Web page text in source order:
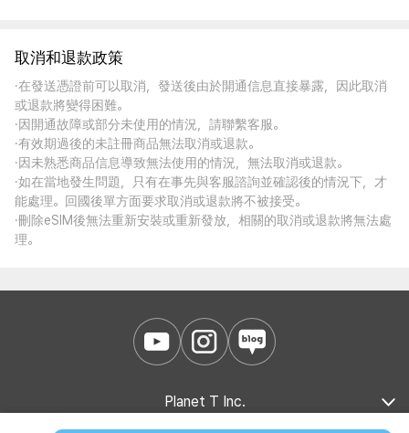
取消和退款政策
·在發送憑證前可以取消，發送後由於開通信息直接暴露，因此取消
或退款將變得困難。
·因開通故障或部分未使用的情況，請聯繫客服。
·有效期過後的未註冊商品無法取消或退款。
·因未熟悉商品信息導致無法使用的情況，無法取消或退款。
·如在當地發生問題，只有在事先與客服諮詢並確認後的情況下，才
能處理。回國後單方面要求取消或退款將不被接受。
·刪除eSIM後無法重新安裝或重新發放，相關的取消或退款將無法處
理。
Planet T Inc.